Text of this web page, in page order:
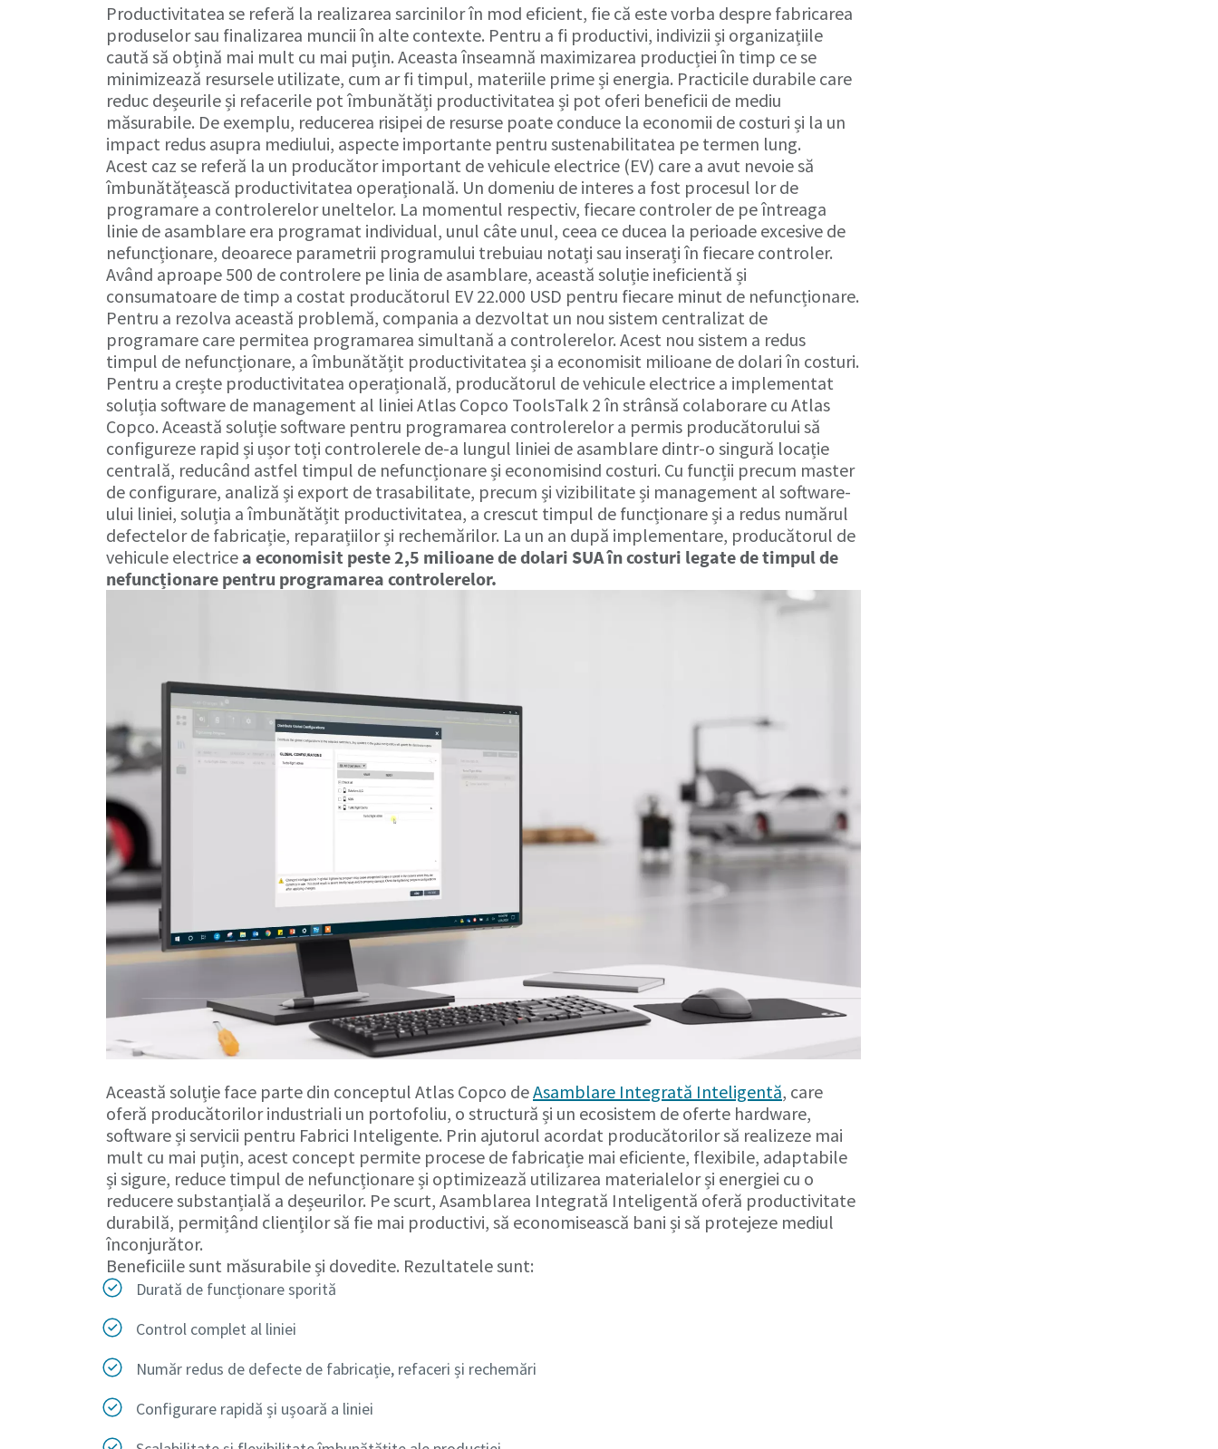
Productivitatea se referă la realizarea sarcinilor în mod eficient, fie că este vorba despre fabricarea
produselor sau finalizarea muncii în alte contexte. Pentru a fi productivi, indivizii și organizațiile
caută să obțină mai mult cu mai puțin. Aceasta înseamnă maximizarea producției în timp ce se
minimizează resursele utilizate, cum ar fi timpul, materiile prime și energia. Practicile durabile care
reduc deșeurile și refacerile pot îmbunătăți productivitatea și pot oferi beneficii de mediu
măsurabile. De exemplu, reducerea risipei de resurse poate conduce la economii de costuri și la un
impact redus asupra mediului, aspecte importante pentru sustenabilitatea pe termen lung.
Acest caz se referă la un producător important de vehicule electrice (EV) care a avut nevoie să
îmbunătățească productivitatea operațională. Un domeniu de interes a fost procesul lor de
programare a controlerelor uneltelor. La momentul respectiv, fiecare controler de pe întreaga
linie de asamblare era programat individual, unul câte unul, ceea ce ducea la perioade excesive de
nefuncționare, deoarece parametrii programului trebuiau notați sau inserați în fiecare controler.
Având aproape 500 de controlere pe linia de asamblare, această soluție ineficientă și
consumatoare de timp a costat producătorul EV 22.000 USD pentru fiecare minut de nefuncționare.
Pentru a rezolva această problemă, compania a dezvoltat un nou sistem centralizat de
programare care permitea programarea simultană a controlerelor. Acest nou sistem a redus
timpul de nefuncționare, a îmbunătățit productivitatea și a economisit milioane de dolari în costuri.
Pentru a crește productivitatea operațională, producătorul de vehicule electrice a implementat
soluția software de management al liniei Atlas Copco ToolsTalk 2 în strânsă colaborare cu Atlas
Copco. Această soluție software pentru programarea controlerelor a permis producătorului să
configureze rapid și ușor toți controlerele de-a lungul liniei de asamblare dintr-o singură locație
centrală, reducând astfel timpul de nefuncționare și economisind costuri. Cu funcții precum master
de configurare, analiză și export de trasabilitate, precum și vizibilitate și management al software-
ului liniei, soluția a îmbunătățit productivitatea, a crescut timpul de funcționare și a redus numărul
defectelor de fabricație, reparațiilor și rechemărilor. La un an după implementare, producătorul de
vehicule electrice a economisit peste 2,5 milioane de dolari SUA în costuri legate de timpul de
nefuncționare pentru programarea controlerelor.
Această soluție face parte din conceptul Atlas Copco deAsamblare Integrată Inteligentă, care
oferă producătorilor industriali un portofoliu, o structură și un ecosistem de oferte hardware,
software și servicii pentru Fabrici Inteligente. Prin ajutorul acordat producătorilor să realizeze mai
mult cu mai puțin, acest concept permite procese de fabricație mai eficiente, flexibile, adaptabile
și sigure, reduce timpul de nefuncționare și optimizează utilizarea materialelor și energiei cu o
reducere substanțială a deșeurilor. Pe scurt, Asamblarea Integrată Inteligentă oferă productivitate
durabilă, permițând clienților să fie mai productivi, să economisească bani și să protejeze mediul
înconjurător.
Beneficiile sunt măsurabile și dovedite. Rezultatele sunt:
Durată de funcționare sporită
Control complet al liniei
Număr redus de defecte de fabricație, refaceri și rechemări
Configurare rapidă și ușoară a liniei